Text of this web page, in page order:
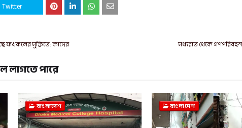
Twitter
মধ্যরাত থেকে
ফখরুলের মুক্তিতে: কাদের
পারে
বাংলাদেশ বাংলাদেশ